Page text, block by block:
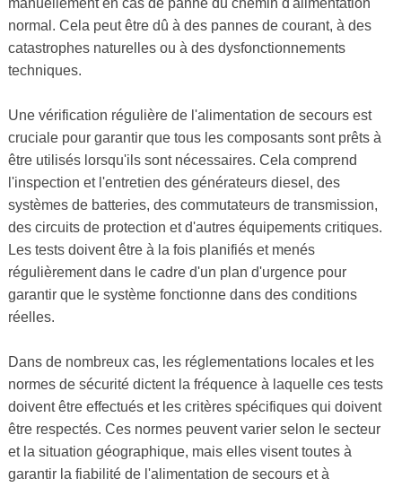
manuellement en cas de panne du chemin d'alimentation
normal. Cela peut être dû à des pannes de courant, à des
catastrophes naturelles ou à des dysfonctionnements
techniques.
Une vérification régulière de l'alimentation de secours est
cruciale pour garantir que tous les composants sont prêts à
être utilisés lorsqu'ils sont nécessaires. Cela comprend
l'inspection et l'entretien des générateurs diesel, des
systèmes de batteries, des commutateurs de transmission,
des circuits de protection et d'autres équipements critiques.
Les tests doivent être à la fois planifiés et menés
régulièrement dans le cadre d'un plan d'urgence pour
garantir que le système fonctionne dans des conditions
réelles.
Dans de nombreux cas, les réglementations locales et les
normes de sécurité dictent la fréquence à laquelle ces tests
doivent être effectués et les critères spécifiques qui doivent
être respectés. Ces normes peuvent varier selon le secteur
et la situation géographique, mais elles visent toutes à
garantir la fiabilité de l'alimentation de secours et à